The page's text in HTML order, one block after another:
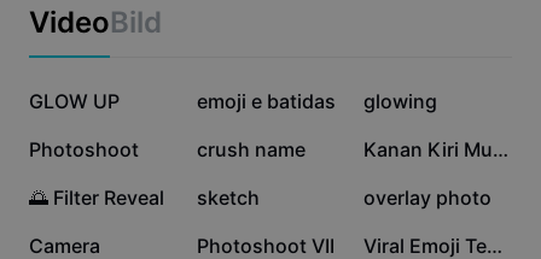
Automatische Untertitel
Marketing
Branchenvorlagen
Rückblick-Vorlagen
Vertrauenszentrum
Hilfezentrum
Über die CapCut-Nutzungsbedingungen
styles, and one-click sharing. Experience a smarter way
to edit your photos on PC with the trusted capabilities
VideoBild
650.275
GLOW UP 474.694
emoji e batidas 370.170
glowing
287.161
Photoshoot 228.727
crush name 121.427 Kanan Kiri Muter
98.566
🌅 Filter Reveal 32.760
sketch 29.651
overlay photo
23.374
Camera 10.805
Photoshoot VII 9560 Viral Emoji Template